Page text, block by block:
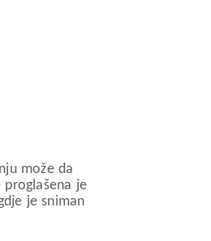
može da
je
je sniman